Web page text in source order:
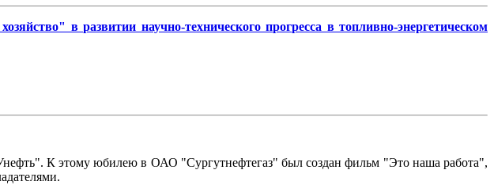
в развитии научно-технического прогресса в топливно-энергетическом
К этому юбилею в ОАО "Сургутнефтегаз" был создан фильм "Это наша работа",